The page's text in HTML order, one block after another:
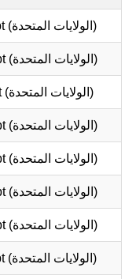
2.11337641887 pt (الولايات المتحدة)
4.22675283773 pt (الولايات المتحدة)
6.3401292566 pt (الولايات المتحدة)
10.5668820943 pt (الولايات المتحدة)
21.1337641887 pt (الولايات المتحدة)
42.2675283773 pt (الولايات المتحدة)
105.668820943 pt (الولايات المتحدة)
211.337641887 pt (الولايات المتحدة)